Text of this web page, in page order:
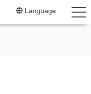
Language